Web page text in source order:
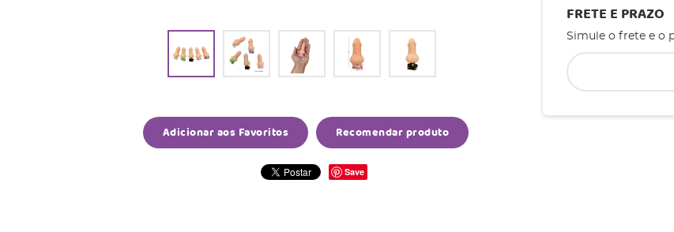
Adicionar aos Favoritos Recomendar produto
Save
FRETE E PRAZO
Simule o frete e o